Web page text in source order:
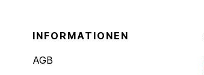
INFORMATIONEN
AGB